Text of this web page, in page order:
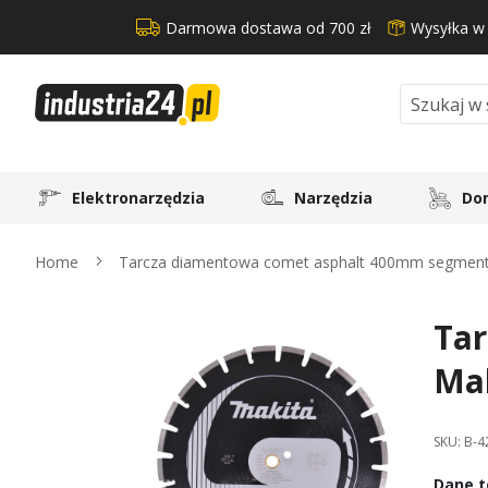
Darmowa dostawa od 700 zł Wysyłka
Search
Elektronarzędzia Narzędzia
Home Tarcza diamentowa comet asphalt 400mm
end
of
the
images
SKU: B-